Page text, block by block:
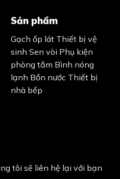
Sản phẩm
Gạch ốp lát Thiết bị vệ
sinh Sen vòi Phụ kiện
phòng tắm Bình nóng
lạnh Bồn nước Thiết bị
nhà bếp
tôi sẽ liên hệ lại với bạn